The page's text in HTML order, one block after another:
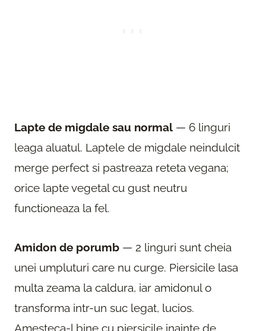
Lapte de migdale sau normal — 6 linguri
leaga aluatul. Laptele de migdale neindulcit
merge perfect si pastreaza reteta vegana;
orice lapte vegetal cu gust neutru
functioneaza la fel.
Amidon de porumb — 2 linguri sunt cheia
unei umpluturi care nu curge. Piersicile lasa
multa zeama la caldura, iar amidonul o
transforma intr-un suc legat, lucios.
Amesteca-l bine cu piersicile inainte de